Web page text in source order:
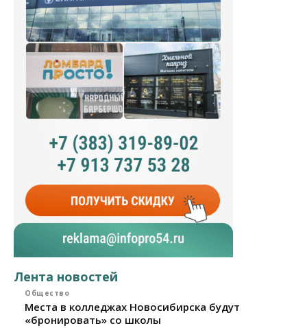
Лента новостей
Общество
Места в колледжах Новосибирска будут
«бронировать» со школы